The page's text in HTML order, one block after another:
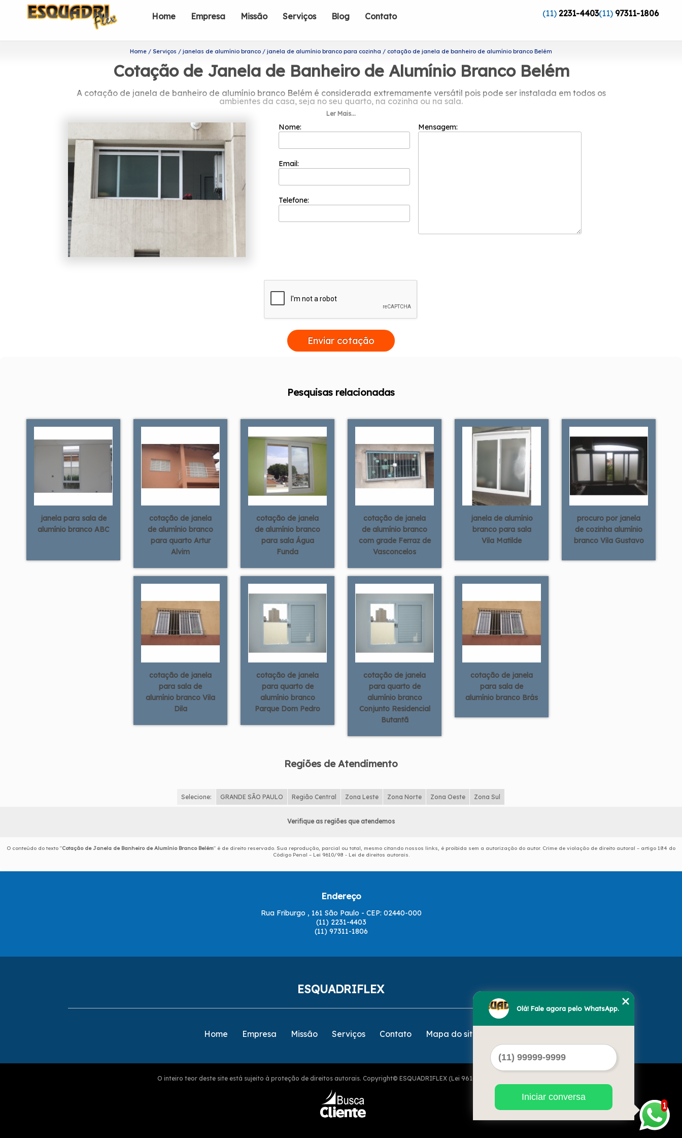
Home Empresa Missão Serviços Blog Contato (11) 2231-4403(11) 97311-1806
Home Serviços janelas de alumínio branco janela de alumínio branco para cozinha cotação de janela de banheiro de alumínio branco Belém
Cotação de Janela de Banheiro de Alumínio Branco Belém
A cotação de janela de banheiro de alumínio branco Belém é considerada extremamente versátil pois pode ser instalada em todos os
ambientes da casa, seja no seu quarto, na cozinha ou na sala.
Saiba onde encontrar cotação de janela de banheiro de alumínio branco Belém
Com a sua fundação em 2002, a Esquadriflex já é uma das empresas mais bem cotadas do segmento de esquadrias. A empresa tem a
sua organização focada nos resultados positivos e na segurança e você pode entrar em contato com a empresa quando quiser para
realizar uma cotação sem compromisso.
Se estiver precisando de cotação de janela de banheiro de alumínio branco Belém, Conheça os serviços proporcionando pela
Esquadriflex. Entre eles, estão: Janela de Alumínio com Veneziana, Janela Basculante Alumínio Branco 60x60, entre outras diversas
alternativas. Proporcionando serviços de excelência, a organização preza pela soluções e tendências com design e alta tecnologia. Entre
em contato para mais informações!
Ler Mais...
Nome:
Email:
Telefone:
Mensagem:
Enviar cotação
Pesquisas relacionadas
janela para sala de
alumínio branco ABC
cotação de janela
de alumínio branco
para quarto Artur
Alvim
cotação de janela
de alumínio branco
para sala Água
Funda
cotação de janela
de alumínio branco
com grade Ferraz de
Vasconcelos
janela de alumínio
branco para sala
Vila Matilde
procuro por janela
de cozinha alumínio
branco Vila Gustavo
cotação de janela
para sala de
alumínio branco Vila
Dila
cotação de janela
para quarto de
alumínio branco
Parque Dom Pedro
cotação de janela
para quarto de
alumínio branco
Conjunto Residencial
Butantã
cotação de janela
para sala de
alumínio branco Brás
Regiões de Atendimento
Selecione: GRANDE SÃO PAULO Região Central Zona Leste Zona Norte Zona Oeste Zona Sul
Verifique as regiões que atendemos
O conteúdo do texto "Cotação de Janela de Banheiro de Alumínio Branco Belém" é de direito reservado. Sua reprodução, parcial ou total, mesmo citando nossos links, é proibida sem a autorização do autor. Crime de violação de direito autoral – artigo 184 do
Código Penal – Lei 9610/98 - Lei de direitos autorais.
Endereço
Rua Friburgo , 161 São Paulo - CEP: 02440-000
(11) 2231-4403
(11) 97311-1806
ESQUADRIFLEX
Home Empresa Missão Serviços Contato Mapa do site
O inteiro teor deste site está sujeito à proteção de direitos autorais. Copyright© ESQUADRIFLEX (Lei 9610 de 19/02/1998)
1
Olá! Fale agora pelo WhatsApp.
Iniciar conversa